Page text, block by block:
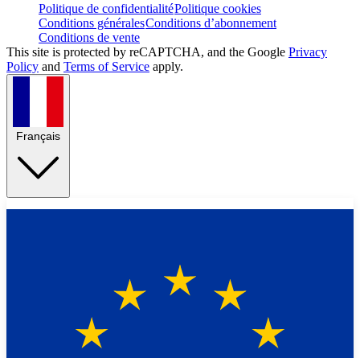
Politique de confidentialitéPolitique cookies
Conditions généralesConditions d’abonnement
Conditions de vente
This site is protected by reCAPTCHA, and the Google Privacy
Policy and Terms of Service apply.
Français